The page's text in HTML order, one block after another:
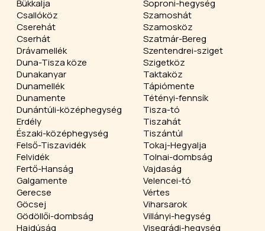
Bükkalja
Csallóköz
Cserehát
Cserhát
Drávamellék
Duna-Tisza köze
Dunakanyar
Dunamellék
Dunamente
Dunántúli-középhegység
Erdély
Északi-középhegység
Felső-Tiszavidék
Felvidék
Fertő-Hanság
Galgamente
Gerecse
Göcsej
Gödöllői-dombság
Hajdúság
Soproni-hegység
Szamoshát
Szamosköz
Szatmár-Bereg
Szentendrei-sziget
Szigetköz
Taktaköz
Tápiómente
Tétényi-fennsík
Tisza-tó
Tiszahát
Tiszántúl
Tokaj-Hegyalja
Tolnai-dombság
Vajdaság
Velencei-tó
Vértes
Viharsarok
Villányi-hegység
Visegrádi-hegység